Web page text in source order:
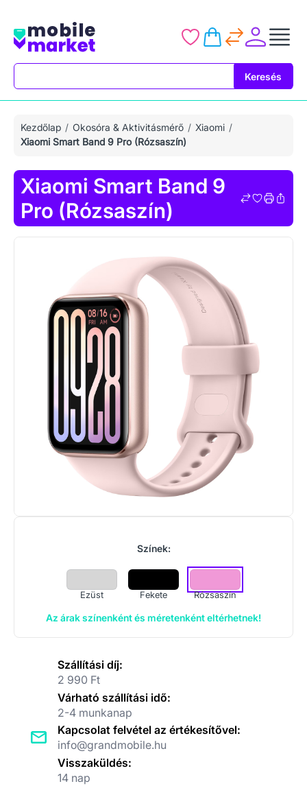
Keresés
Kezdőlap Okosóra & Aktivitásmérő
Xiaomi
Xiaomi Smart Band 9 Pro (Rózsaszín)
Xiaomi Smart Band 9
Pro (Rózsaszín)
Színek:
Ezüst Fekete Rózsaszín
Az árak színenként és méretenként eltérhetnek!
Szállítási díj:
2 990 Ft
Várható szállítási idő:
2-4 munkanap
Kapcsolat felvétel az értékesítővel:
info@grandmobile.hu
Visszaküldés:
14 nap